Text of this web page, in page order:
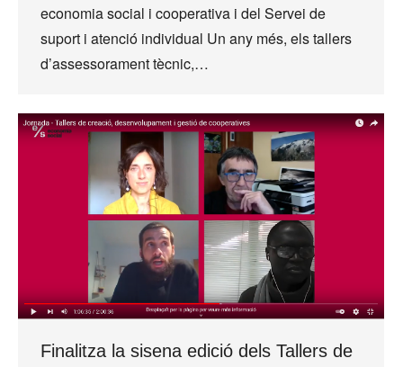
economia social i cooperativa i del Servei de
suport i atenció individual Un any més, els tallers
d’assessorament tècnic,…
Finalitza la sisena edició dels Tallers de